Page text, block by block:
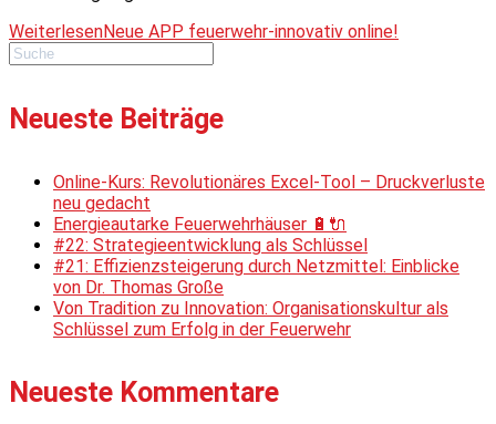
WeiterlesenNeue APP feuerwehr-innovativ online!
Neueste Beiträge
Online-Kurs: Revolutionäres Excel-Tool – Druckverluste
neu gedacht
Energieautarke Feuerwehrhäuser 🔋🔌
#22: Strategieentwicklung als Schlüssel
#21: Effizienzsteigerung durch Netzmittel: Einblicke
von Dr. Thomas Große
Von Tradition zu Innovation: Organisationskultur als
Schlüssel zum Erfolg in der Feuerwehr
Neueste Kommentare